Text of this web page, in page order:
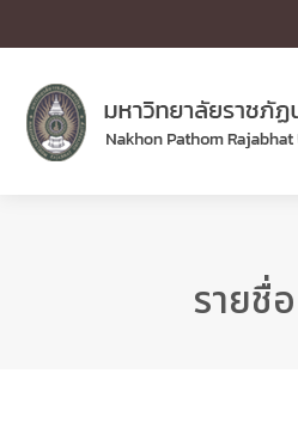
รายชื่